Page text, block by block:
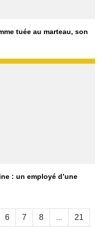
tuée au marteau, son
: un employé d’une
6 7 8 ... 21